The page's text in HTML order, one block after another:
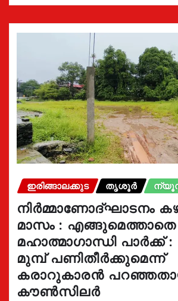
ഇരിങ്ങാലക്കുട തൃശൂർ
നിർമ്മാണോദ്ഘാടനം
മാസം : എങ്ങുമെത്താതെ
മഹാത്മാഗാന്ധി
മുമ്പ് പണിതീർക്കുമെന്ന്
കരാറുകാരൻ
കൗൺസിലർ